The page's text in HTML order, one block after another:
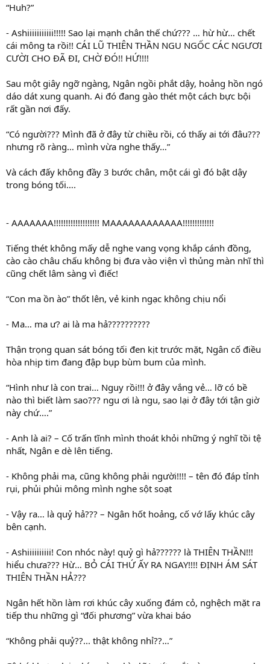
“Huh?”
- Ashiiiiiiiiiii!!!!! Sao lại mạnh chân thế chứ??? … hừ hừ… chết
cái mông ta rồi!! CÁI LŨ THIÊN THẦN NGU NGỐC CÁC NGƯƠI
CƯỜI CHO ĐÃ ĐI, CHỜ ĐÓ!! HỨ!!!!
Sau một giây ngỡ ngàng, Ngân ngồi phắt dậy, hoảng hồn ngó
dáo dát xung quanh. Ai đó đang gào thét một cách bực bội
rất gần nơi đấy.
“Có người??? Mình đã ở đây từ chiều rồi, có thấy ai tới đâu???
nhưng rõ ràng… mình vừa nghe thấy…”
Và cách đấy không đầy 3 bước chân, một cái gì đó bật dậy
trong bóng tối….
- AAAAAAA!!!!!!!!!!!!!!!!!!! MAAAAAAAAAAAA!!!!!!!!!!!!!
Tiếng thét không mấy dễ nghe vang vọng khắp cánh đồng,
cào cào châu chấu không bị đưa vào viện vì thủng màn nhĩ thì
cũng chết lâm sàng vì điếc!
“Con ma ồn ào” thốt lên, vẻ kinh ngạc không chịu nổi
- Ma… ma ư? ai là ma hả??????????
Thận trọng quan sát bóng tối đen kịt trước mặt, Ngân cố điều
hòa nhịp tim đang đập bụp bùm bum của mình.
“Hình như là con trai… Nguy rồi!!! ở đây vắng vẻ… lỡ có bề
nào thì biết làm sao??? ngu ơi là ngu, sao lại ở đây tới tận giờ
này chứ….”
- Anh là ai? – Cố trấn tĩnh mình thoát khỏi những ý nghĩ tồi tệ
nhất, Ngân e dè lên tiếng.
- Không phải ma, cũng không phải người!!!! – tên đó đáp tỉnh
rụi, phủi phủi mông mình nghe sột soạt
- Vậy ra… là quỷ hả??? – Ngân hốt hoảng, cố vớ lấy khúc cây
bên cạnh.
- Ashiiiiiiiiii! Con nhóc này! quỷ gì hả?????? là THIÊN THẦN!!!
hiểu chưa??? Hừ… BỎ CÁI THỨ ẤY RA NGAY!!!! ĐỊNH ÁM SÁT
THIÊN THẦN HẢ???
Ngân hết hồn làm rơi khúc cây xuống đám cỏ, nghệch mặt ra
tiếp thu những gì “đối phương” vừa khai báo
“Không phải quỷ??... thật không nhỉ??…”